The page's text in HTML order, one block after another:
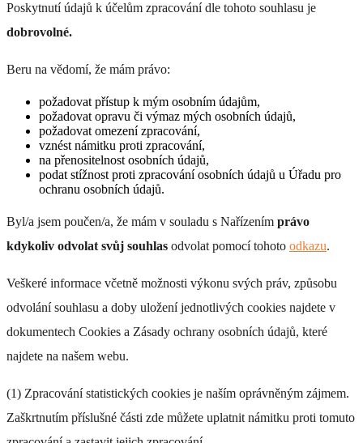
Poskytnutí údajů k účelům zpracování dle tohoto souhlasu je
dobrovolné.
Beru na vědomí, že mám právo:
požadovat přístup k mým osobním údajům,
požadovat opravu či výmaz mých osobních údajů,
požadovat omezení zpracování,
vznést námitku proti zpracování,
na přenositelnost osobních údajů,
podat stížnost proti zpracování osobních údajů u Úřadu pro
ochranu osobních údajů.
Byl/a jsem poučen/a, že mám v souladu s Nařízením právo
kdykoliv odvolat svůj souhlas odvolat pomocí tohoto odkazu.
Veškeré informace včetně možnosti výkonu svých práv, způsobu
odvolání souhlasu a doby uložení jednotlivých cookies najdete v
dokumentech Cookies a Zásady ochrany osobních údajů, které
najdete na našem webu.
(1) Zpracování statistických cookies je naším oprávněným zájmem.
Zaškrtnutím příslušné části zde můžete uplatnit námitku proti tomuto